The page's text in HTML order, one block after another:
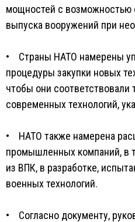
мощностей с возможностью
выпуска вооружений при
• Страны НАТО намерены
процедуры закупки новых
чтобы они соответствовали
современных технологий,
• НАТО также намерена
промышленных компаний, в
из ВПК, в разработке,
военных технологий.
• Согласно документу,